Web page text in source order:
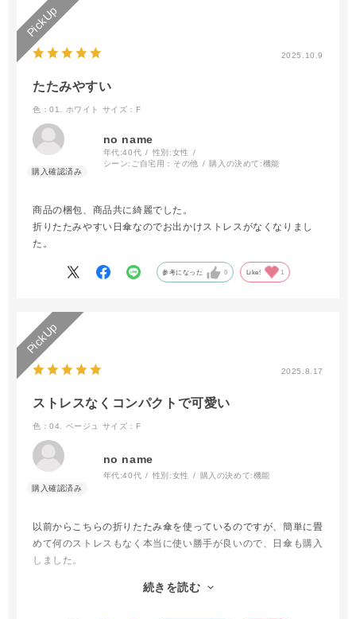
2025.10.9
たたみやすい
色：01. ホワイト サイズ：F
no name
年代:40代 性別:女性
シーン: ご自宅用：その他 購入の決めて:機能
商品の梱包、商品共に綺麗でした。
折りたたみやすい日傘なのでお出かけストレスがなくなりまし
た。
参考になった 0 Like! 1
2025.8.17
ストレスなくコンパクトで可愛い
色：04. ベージュ サイズ：F
no name
年代:40代 性別:女性 購入の決めて:機能
以前からこちらの折りたたみ傘を使っているのですが、簡単に畳
めて何のストレスもなく本当に使い勝手が良いので、日傘も購入
しました。
っかりしている上コンパクトで持ち運ぶのに便利です。
続きを読む